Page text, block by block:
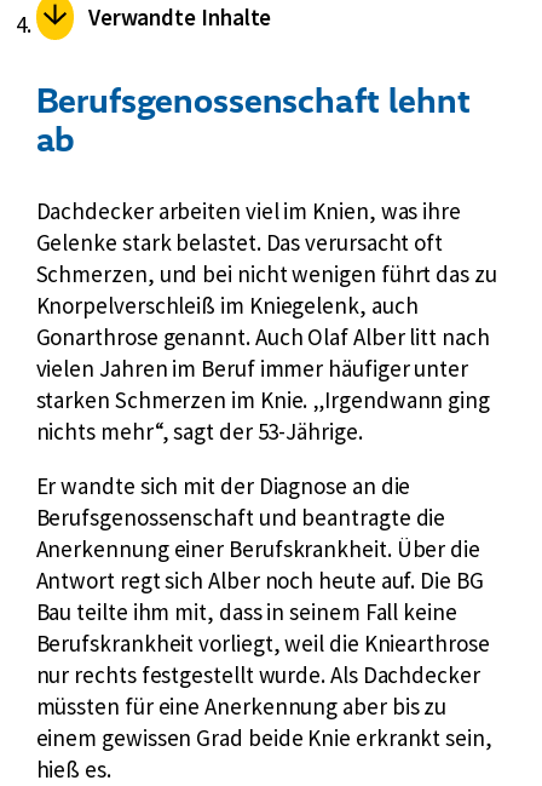
Verwandte Inhalte
Berufsgenossenschaft lehnt
ab
Dachdecker arbeiten viel im Knien, was ihre
Gelenke stark belastet. Das verursacht oft
Schmerzen, und bei nicht wenigen führt das zu
Knorpelverschleiß im Kniegelenk, auch
Gonarthrose genannt. Auch Olaf Alber litt nach
vielen Jahren im Beruf immer häufiger unter
starken Schmerzen im Knie. „Irgendwann ging
nichts mehr“, sagt der 53-Jährige.
Er wandte sich mit der Diagnose an die
Berufsgenossenschaft und beantragte die
Anerkennung einer Berufskrankheit. Über die
Antwort regt sich Alber noch heute auf. Die BG
Bau teilte ihm mit, dass in seinem Fall keine
Berufskrankheit vorliegt, weil die Kniearthrose
nur rechts festgestellt wurde. Als Dachdecker
müssten für eine Anerkennung aber bis zu
einem gewissen Grad beide Knie erkrankt sein,
hieß es.